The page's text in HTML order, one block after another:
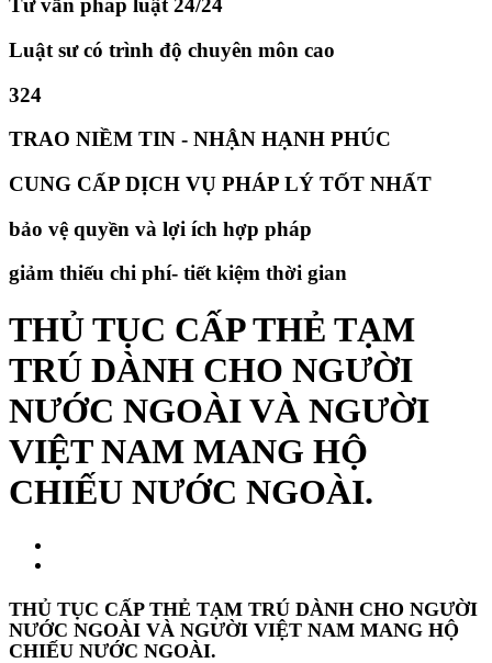
Tư vấn pháp luật 24/24
Luật sư có trình độ chuyên môn cao
324
TRAO NIỀM TIN - NHẬN HẠNH PHÚC
CUNG CẤP DỊCH VỤ PHÁP LÝ TỐT NHẤT
bảo vệ quyền và lợi ích hợp pháp
giảm thiếu chi phí- tiết kiệm thời gian
THỦ TỤC CẤP THẺ TẠM
TRÚ DÀNH CHO NGƯỜI
NƯỚC NGOÀI VÀ NGƯỜI
VIỆT NAM MANG HỘ
CHIẾU NƯỚC NGOÀI.
THỦ TỤC CẤP THẺ TẠM TRÚ DÀNH CHO NGƯỜI
NƯỚC NGOÀI VÀ NGƯỜI VIỆT NAM MANG HỘ
CHIẾU NƯỚC NGOÀI.